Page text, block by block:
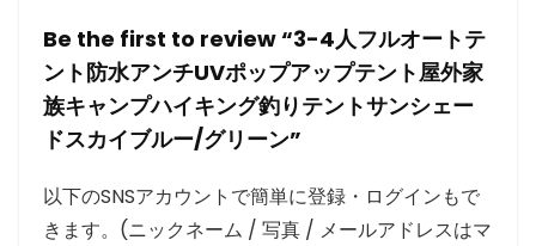
Be the first to review “3-4人フルオートテ
ント防水アンチUVポップアップテント屋外家
族キャンプハイキング釣りテントサンシェー
ドスカイブルー/グリーン”
以下のSNSアカウントで簡単に登録・ログインもで
きます。(ニックネーム / 写真 / メールアドレスはマ